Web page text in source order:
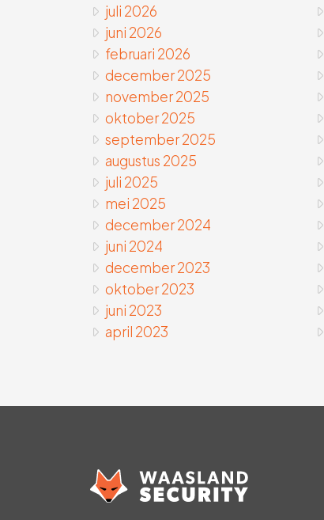
juli 2026
juni 2026
februari 2026
december 2025
november 2025
oktober 2025
september 2025
augustus 2025
juli 2025
mei 2025
december 2024
juni 2024
december 2023
oktober 2023
juni 2023
april 2023